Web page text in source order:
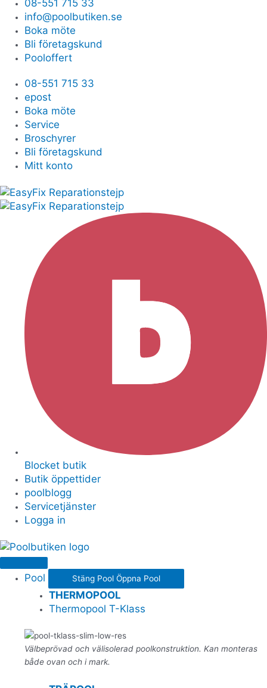
08-551 715 33
info@poolbutiken.se
Boka möte
Bli företagskund
Pooloffert
08-551 715 33
epost
Boka möte
Service
Broschyrer
Bli företagskund
Mitt konto
Blocket butik
Butik öppettider
poolblogg
Servicetjänster
Logga in
Pool Stäng Pool Öppna Pool
THERMOPOOL
Thermopool T-Klass
Välbeprövad och välisolerad poolkonstruktion. Kan monteras
både ovan och i mark.